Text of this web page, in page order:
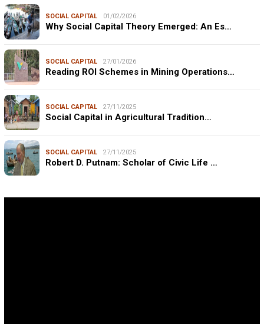
SOCIAL CAPITAL 01/02/2026
Why Social Capital Theory Emerged: An Es…
SOCIAL CAPITAL 27/01/2026
Reading ROI Schemes in Mining Operations…
SOCIAL CAPITAL 27/11/2025
Social Capital in Agricultural Tradition…
SOCIAL CAPITAL 27/11/2025
Robert D. Putnam: Scholar of Civic Life …